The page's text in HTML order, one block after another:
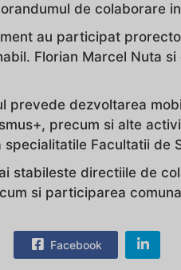
de colaborare
au participat
Florian Marcel Nuta
prevede dezvoltarea
precum si alte
Facultatii de
stabileste directiile de
si participarea
Facebook